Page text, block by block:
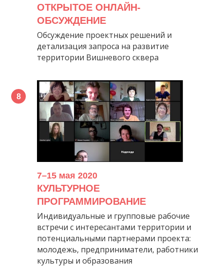
ОТКРЫТОЕ ОНЛАЙН-
ОБСУЖДЕНИЕ
Обсуждение проектных решений и
детализация запроса на развитие
территории Вишневого сквера
7–15 мая 2020
КУЛЬТУРНОЕ
ПРОГРАММИРОВАНИЕ
Индивидуальные и групповые рабочие
встречи с интересантами территории и
потенциальными партнерами проекта:
молодежь, предприниматели, работники
культуры и образования